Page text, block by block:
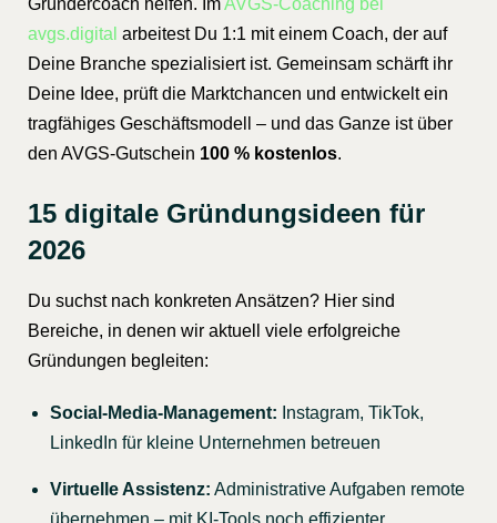
avgs.digital arbeitest Du 1:1 mit einem Coach, der auf
Deine Branche spezialisiert ist. Gemeinsam schärft ihr
Deine Idee, prüft die Marktchancen und entwickelt ein
tragfähiges Geschäftsmodell – und das Ganze ist über
den AVGS-Gutschein 100 % kostenlos.
15 digitale Gründungsideen für
2026
Du suchst nach konkreten Ansätzen? Hier sind
Bereiche, in denen wir aktuell viele erfolgreiche
Gründungen begleiten:
Social-Media-Management: Instagram, TikTok,
LinkedIn für kleine Unternehmen betreuen
Virtuelle Assistenz: Administrative Aufgaben remote